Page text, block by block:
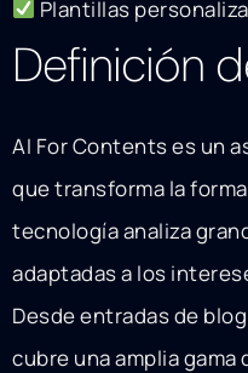
Plantillas
Definición
AI For Contents es un
que transforma la
tecnología analiza
adaptadas a los
Desde entradas de
cubre una amplia